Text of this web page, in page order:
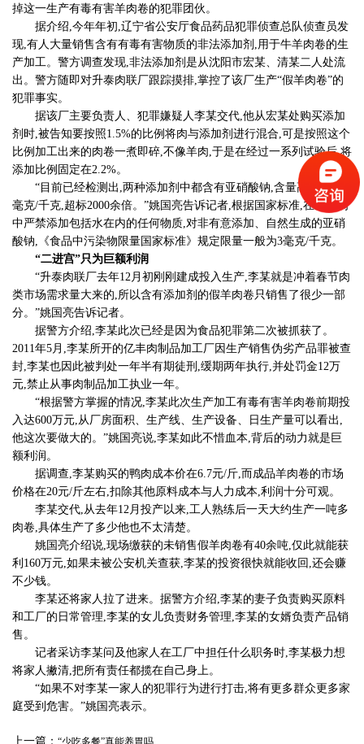
掉这一生产有毒有害羊肉卷的犯罪团伙。
据介绍,今年年初,辽宁省公安厅食品药品犯罪侦查总队侦查员发
现,有人大量销售含有有毒有害物质的非法添加剂,用于牛羊肉卷的生
产加工。警方调查发现,非法添加剂是从沈阳市宏某、清某二人处流
出。警方随即对升泰肉联厂跟踪摸排,掌控了该厂生产“假羊肉卷”的
犯罪事实。
据该厂主要负责人、犯罪嫌疑人李某交代,他从宏某处购买添加
剂时,被告知要按照1.5%的比例将肉与添加剂进行混合,可是按照这个
比例加工出来的肉卷一煮即碎,不像羊肉,于是在经过一系列试验后,将
添加比例固定在2.2%。
“目前已经检测出,两种添加剂中都含有亚硝酸钠,含量高达8639.4
毫克/千克,超标2000余倍。”姚国亮告诉记者,根据国家标准,在生鲜肉
中严禁添加包括水在内的任何物质,对非有意添加、自然生成的亚硝
酸钠,《食品中污染物限量国家标准》规定限量一般为3毫克/千克。
“二进宫”只为巨额利润
“升泰肉联厂去年12月初刚刚建成投入生产,李某就是冲着春节肉
类市场需求量大来的,所以含有添加剂的假羊肉卷只销售了很少一部
分。”姚国亮告诉记者。
据警方介绍,李某此次已经是因为食品犯罪第二次被抓获了。
2011年5月,李某所开的亿丰肉制品加工厂因生产销售伪劣产品罪被查
封,李某也因此被判处一年半有期徒刑,缓期两年执行,并处罚金12万
元,禁止从事肉制品加工执业一年。
“根据警方掌握的情况,李某此次生产加工有毒有害羊肉卷前期投
入达600万元,从厂房面积、生产线、生产设备、日生产量可以看出,
他这次要做大的。”姚国亮说,李某如此不惜血本,背后的动力就是巨
额利润。
据调查,李某购买的鸭肉成本价在6.7元/斤,而成品羊肉卷的市场
价格在20元/斤左右,扣除其他原料成本与人力成本,利润十分可观。
李某交代,从去年12月投产以来,工人熟练后一天大约生产一吨多
肉卷,具体生产了多少他也不太清楚。
姚国亮介绍说,现场缴获的未销售假羊肉卷有40余吨,仅此就能获
利160万元,如果未被公安机关查获,李某的投资很快就能收回,还会赚
不少钱。
李某还将家人拉了进来。据警方介绍,李某的妻子负责购买原料
和工厂的日常管理,李某的女儿负责财务管理,李某的女婿负责产品销
售。
记者采访李某问及他家人在工厂中担任什么职务时,李某极力想
将家人撇清,把所有责任都揽在自己身上。
“如果不对李某一家人的犯罪行为进行打击,将有更多群众更多家
庭受到危害。”姚国亮表示。
上一篇： “少吃多餐”真能养胃吗